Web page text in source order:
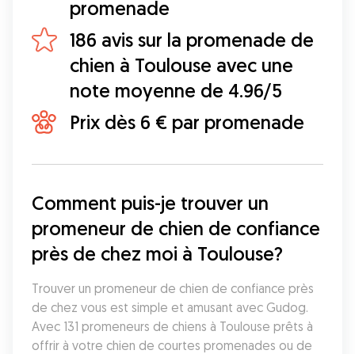
promenade
186 avis sur la promenade de
chien à Toulouse avec une
note moyenne de 4.96/5
Prix dès 6 € par promenade
Comment puis-je trouver un
promeneur de chien de confiance
près de chez moi à Toulouse?
Trouver un promeneur de chien de confiance près
de chez vous est simple et amusant avec Gudog.
Avec 131 promeneurs de chiens à Toulouse prêts à
offrir à votre chien de courtes promenades ou de